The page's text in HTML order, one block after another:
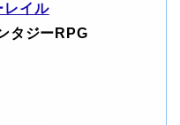
レイル
タジーRPG